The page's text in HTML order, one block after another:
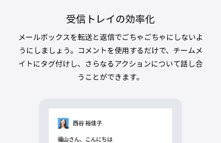
受信トレイの効率化
メールボックスを転送と返信でごちゃごちゃにしないよ
うにしましょう。コメントを使用するだけで、チームメ
イトにタグ付けし、さらなるアクションについて話し合
うことができます。